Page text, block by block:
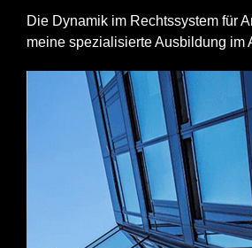
Die Dynamik im Rechtssystem für
meine spezialisierte Ausbildung im